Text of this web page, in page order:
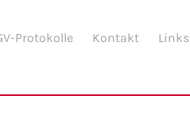
Protokolle Kontakt Links